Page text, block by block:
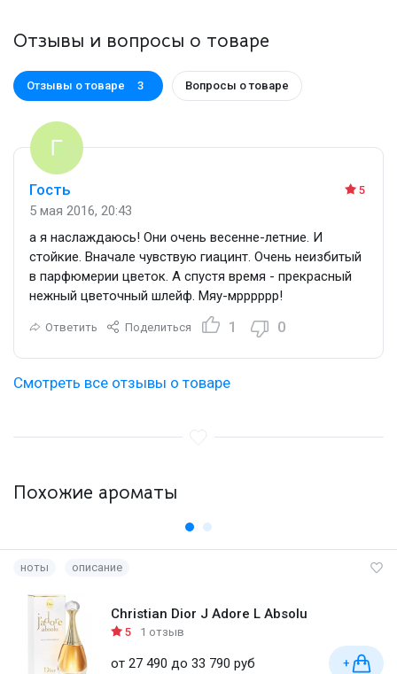
Отзывы и вопросы о товаре
Отзывы о товаре 3 Вопросы о товаре
5
Гость
5 мая 2016, 20:43
а я наслаждаюсь! Они очень весенне-летние. И
стойкие. Вначале чувствую гиацинт. Очень неизбитый
в парфюмерии цветок. А спустя время - прекрасный
нежный цветочный шлейф. Мяу-мрррррр!
Ответить Поделиться 1 0
Смотреть все отзывы о товаре
Похожие ароматы
ноты описание
Christian Dior J Adore L Absolu
5 1 отзыв
от 27 490 до 33 790 руб +